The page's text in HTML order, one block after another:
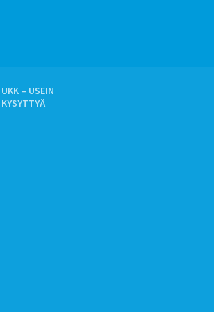
UKK – USEIN
KYSYTTYÄ